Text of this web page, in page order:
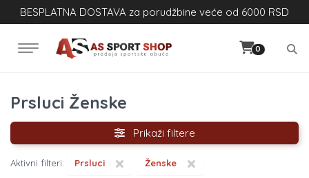
BESPLATNA DOSTAVA za porudžbine veće od 6000 RSD
0
Prsluci Ženske
Prikaži filtere
Aktivni filteri: ×
Prsluci ×
Ženske